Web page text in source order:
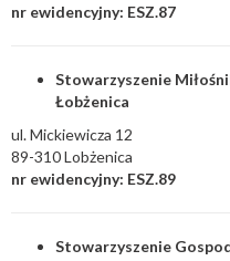
nr ewidencyjny: ESZ.87
Stowarzyszenie
Łobżenica
ul. Mickiewicza 12
89-310 Lobżenica
nr ewidencyjny: ESZ.89
Stowarzyszenie